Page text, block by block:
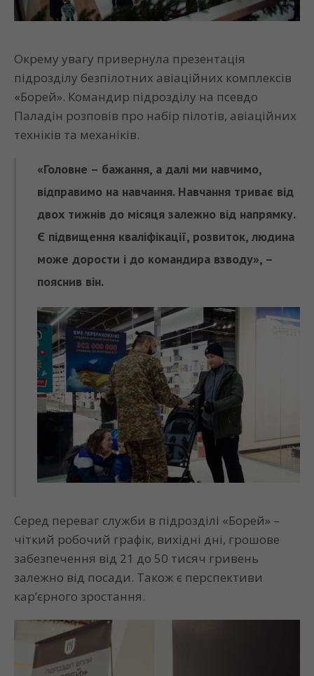
Окрему увагу привернула презентація
підрозділу безпілотних авіаційних комплексів
«Борей». Командир підрозділу на псевдо
Паладін розповів про набір пілотів, авіаційних
техніків та механіків.
«Головне – бажання, а далі ми навчимо,
відправимо на навчання. Навчання триває від
двох тижнів до місяця залежно від напрямку.
Є підвищення кваліфікації, розвиток, людина
може дорости і до командира взводу», –
пояснив він.
Серед переваг служби в підрозділі «Борей» –
чіткий робочий графік, вихідні дні, грошове
забезпечення від 21 до 50 тисяч гривень
залежно від посади. Також є перспективи
кар’єрного зростання.